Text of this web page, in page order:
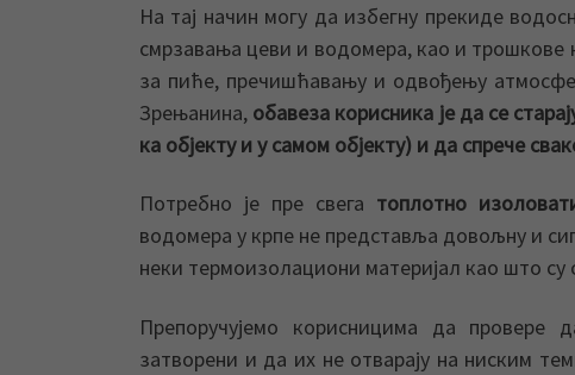
На тај начин могу да избегну прекиде
смрзавања цеви и водомера, као и трошкове
за пиће, пречишћавању и одвођењу
Зрењанина, обавеза корисника је да се
ка објекту и у самом објекту) и да спрече
Потребно је пре свега топлотно
водомера у крпе не представља довољну и
неки термоизолациони материјал као што су
Препоручујемо корисницима да провере
затворени и да их не отварају на ниским